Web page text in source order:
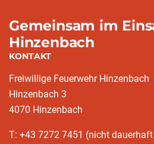
Gemeinsam im
Hinzenbach
KONTAKT
Freiwillige Feuerwehr Hinzenbach
Hinzenbach 3
4070 Hinzenbach
T: +43 7272 7451 (nicht